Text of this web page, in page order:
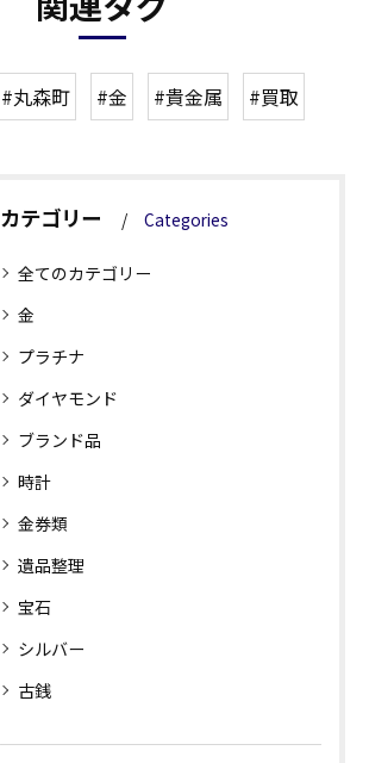
#丸森町 #金 #貴金属 #買取
カテゴリー Categories
全てのカテゴリー
金
プラチナ
ダイヤモンド
ブランド品
時計
金券類
遺品整理
宝石
シルバー
古銭